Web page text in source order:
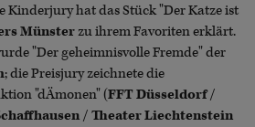
Kinderjury hat das Stück "Der Katze ist
Münsterzu ihrem Favoriten erklärt.
"Der geheimnisvolle Fremde" der
; die Preisjury zeichnete die
"dÄmonen" (FFT Düsseldorf /
/ Theater Liechtenstein